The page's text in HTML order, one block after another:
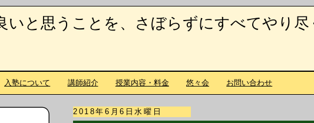
いと思うことを、さぼらずにすべてやり尽
入塾について 講師紹介 授業内容・料金 悠々会 お問い合わせ
2018年6月6日水曜日